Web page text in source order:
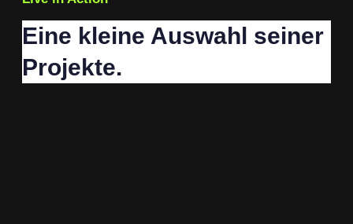
Eine kleine Auswahl seiner
Projekte.